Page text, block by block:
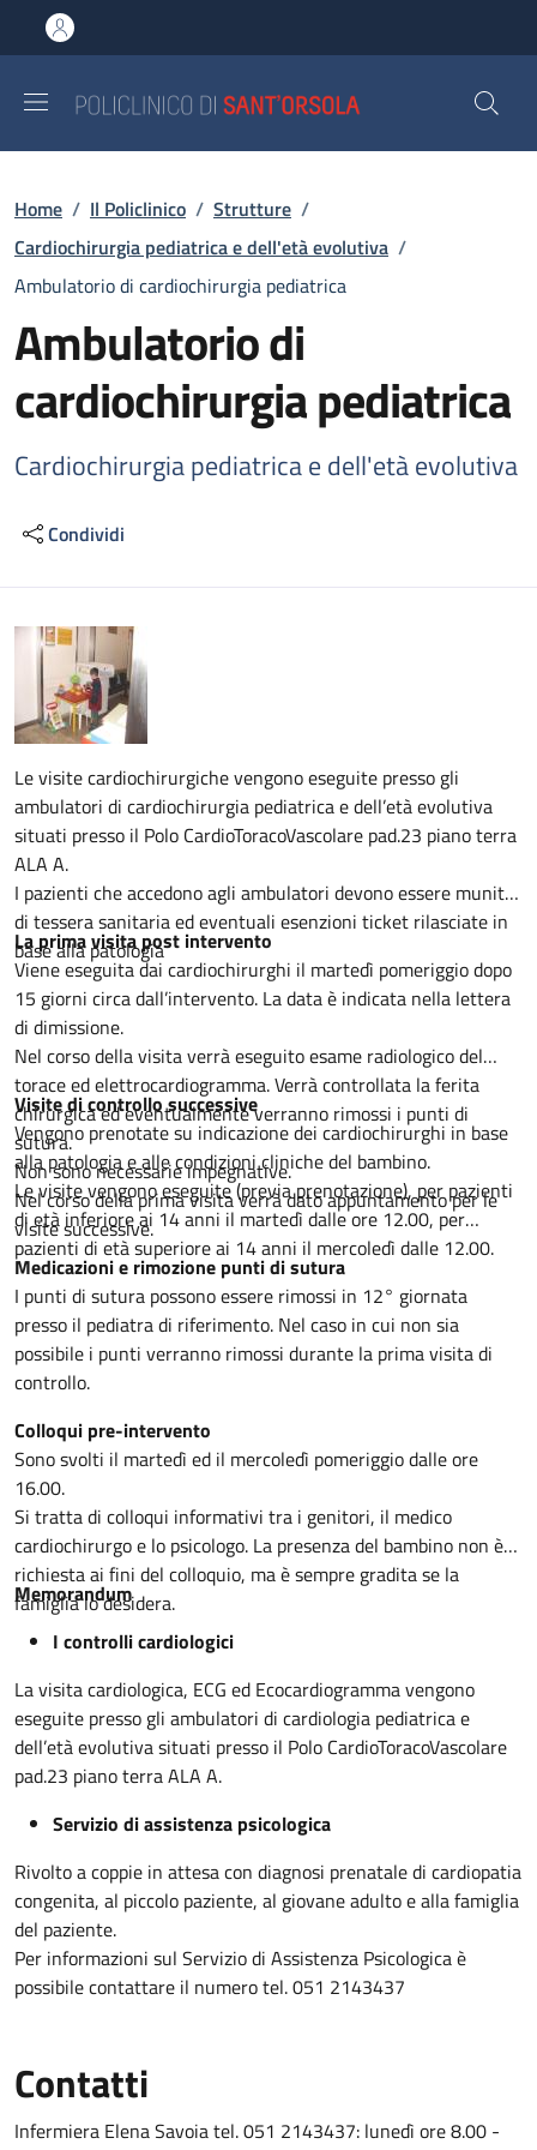
al contenuto principale
to footer content
Briciole di pane
Home / Il Policlinico / Strutture /
Cardiochirurgia pediatrica e dell'età evolutiva /
Ambulatorio di cardiochirurgia pediatrica
Ambulatorio di
cardiochirurgia pediatrica
Cardiochirurgia pediatrica e dell'età evolutiva
Condividi
Descrizione
Le visite cardiochirurgiche vengono eseguite presso gli
ambulatori di cardiochirurgia pediatrica e dell’età evolutiva
situati presso il Polo CardioToracoVascolare pad.23 piano terra
ALA A.
I pazienti che accedono agli ambulatori devono essere muniti
di tessera sanitaria ed eventuali esenzioni ticket rilasciate in
base alla patologia
La prima visita post intervento
Viene eseguita dai cardiochirurghi il martedì pomeriggio dopo
15 giorni circa dall’intervento. La data è indicata nella lettera
di dimissione.
Nel corso della visita verrà eseguito esame radiologico del
torace ed elettrocardiogramma. Verrà controllata la ferita
chirurgica ed eventualmente verranno rimossi i punti di
sutura.
Non sono necessarie impegnative.
Nel corso della prima visita verrà dato appuntamento per le
visite successive.
Visite di controllo successive
Vengono prenotate su indicazione dei cardiochirurghi in base
alla patologia e alle condizioni cliniche del bambino.
Le visite vengono eseguite (previa prenotazione), per pazienti
di età inferiore ai 14 anni il martedì dalle ore 12.00, per
pazienti di età superiore ai 14 anni il mercoledì dalle 12.00.
Medicazioni e rimozione punti di sutura
I punti di sutura possono essere rimossi in 12° giornata
presso il pediatra di riferimento. Nel caso in cui non sia
possibile i punti verranno rimossi durante la prima visita di
controllo.
Colloqui pre-intervento
Sono svolti il martedì ed il mercoledì pomeriggio dalle ore
16.00.
Si tratta di colloqui informativi tra i genitori, il medico
cardiochirurgo e lo psicologo. La presenza del bambino non è
richiesta ai fini del colloquio, ma è sempre gradita se la
famiglia lo desidera.
Memorandum
I controlli cardiologici
La visita cardiologica, ECG ed Ecocardiogramma vengono
eseguite presso gli ambulatori di cardiologia pediatrica e
dell’età evolutiva situati presso il Polo CardioToracoVascolare
pad.23 piano terra ALA A.
Servizio di assistenza psicologica
Rivolto a coppie in attesa con diagnosi prenatale di cardiopatia
congenita, al piccolo paziente, al giovane adulto e alla famiglia
del paziente.
Per informazioni sul Servizio di Assistenza Psicologica è
possibile contattare il numero tel. 051 2143437
Contatti
Infermiera Elena Savoia tel. 051 2143437: lunedì ore 8.00 -